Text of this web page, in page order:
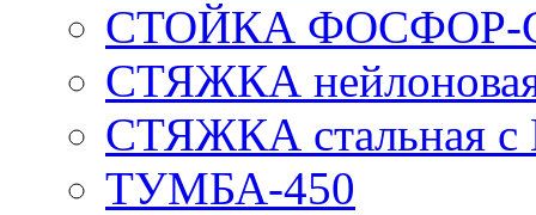
СТОЙКА ФОСФОР-
СТЯЖКА нейлоновая
СТЯЖКА стальная
ТУМБА-450